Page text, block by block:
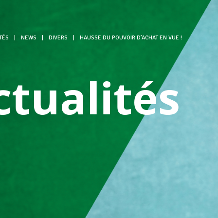
NEWS DIVERS HAUSSE DU POUVOIR D’ACHAT EN VUE !